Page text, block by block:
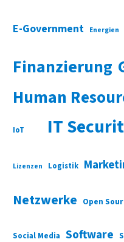
E-Government Energien
Finanzierung
Human
IoT IT
Lizenzen Logistik
Netzwerke Open
Social Media Software